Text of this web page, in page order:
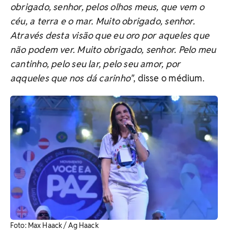
obrigado, senhor, pelos olhos meus, que vem o
céu, a terra e o mar. Muito obrigado, senhor.
Através desta visão que eu oro por aqueles que
não podem ver. Muito obrigado, senhor. Pelo meu
cantinho, pelo seu lar, pelo seu amor, por
aqqueles que nos dá carinho", disse o médium.
Foto: Max Haack / Ag Haack